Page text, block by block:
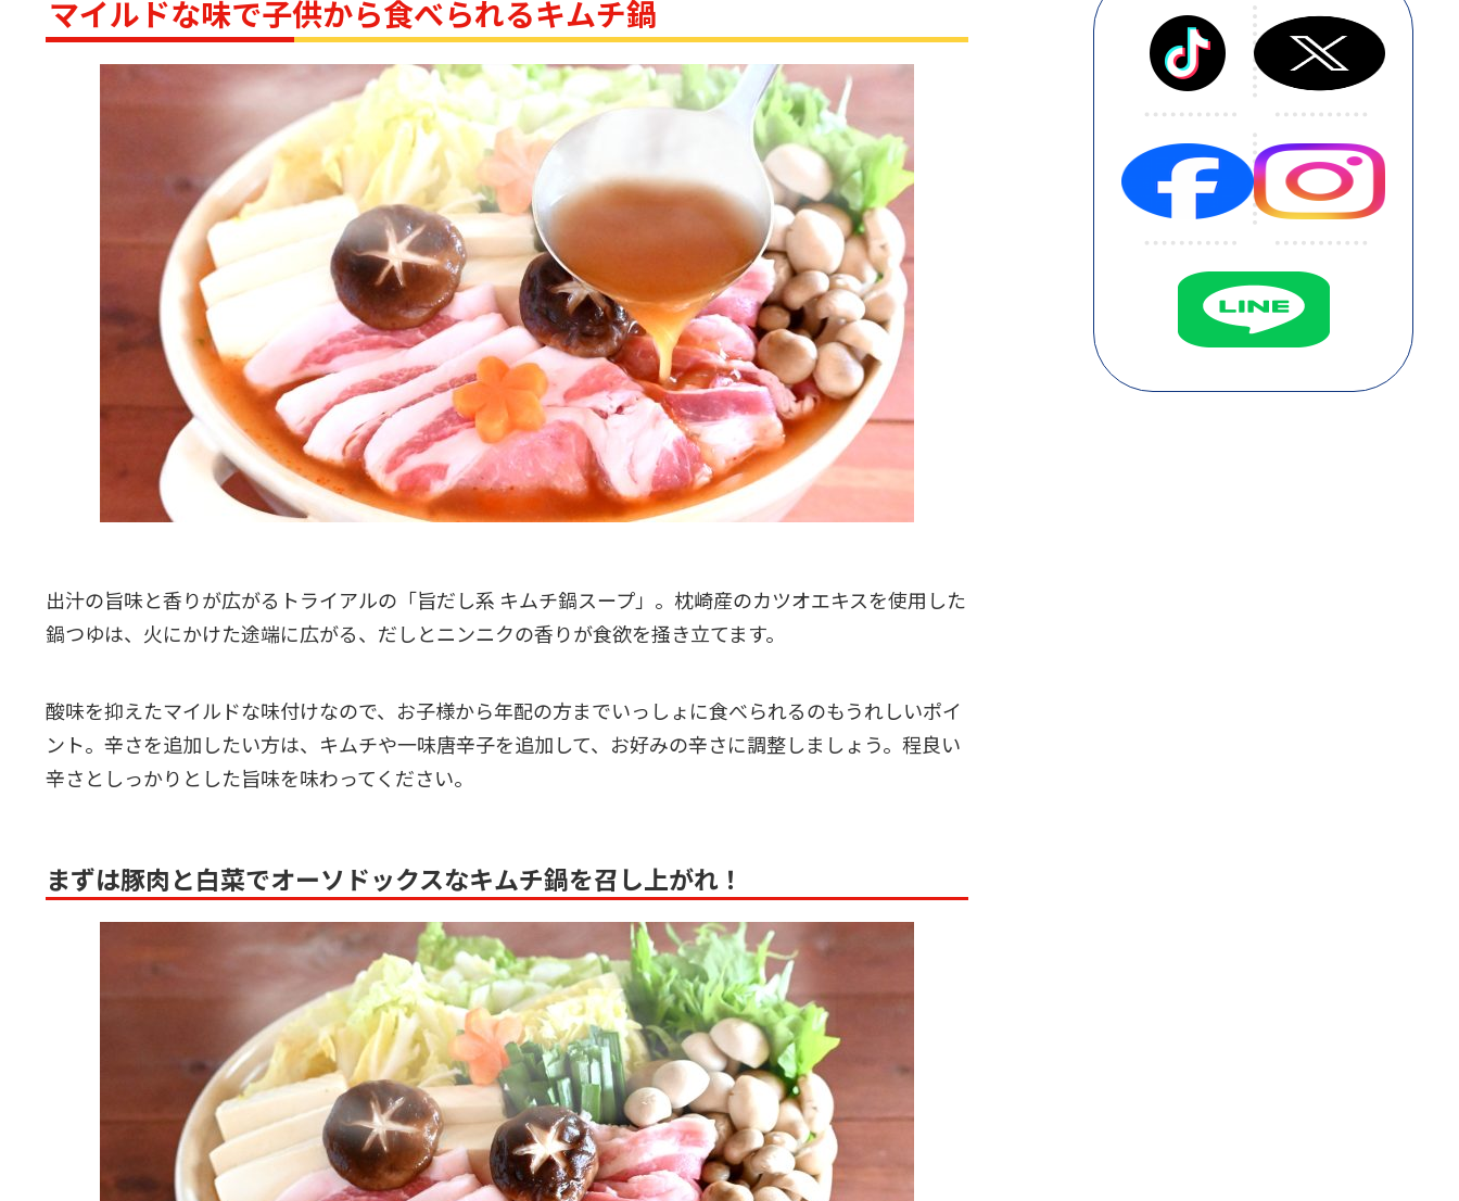
マイルドな味で子供から食べられるキムチ鍋
出汁の旨味と香りが広がるトライアルの「旨だし系 キムチ鍋スープ」。枕崎産のカツオエキスを使用した
鍋つゆは、火にかけた途端に広がる、だしとニンニクの香りが食欲を掻き立てます。
酸味を抑えたマイルドな味付けなので、お子様から年配の方までいっしょに食べられるのもうれしいポイ
ント。辛さを追加したい方は、キムチや一味唐辛子を追加して、お好みの辛さに調整しましょう。程良い
辛さとしっかりとした旨味を味わってください。
まずは豚肉と白菜でオーソドックスなキムチ鍋を召し上がれ！